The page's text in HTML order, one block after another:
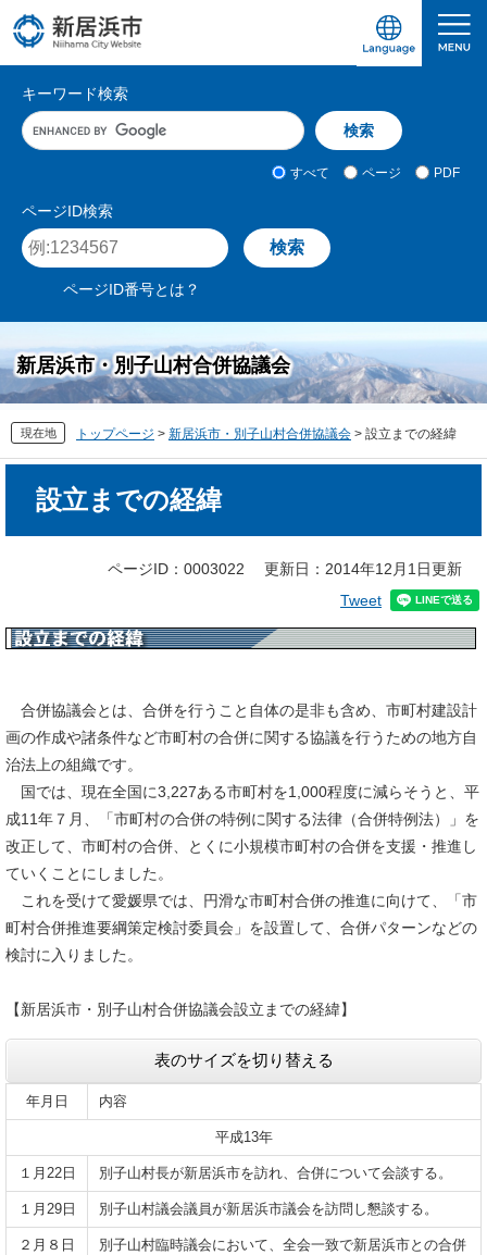
ー
ニ
愛媛県新居浜市ホームページ｜四国屈指の臨海
キーワード検索
キ
ー
ド
力
すべて ページ PDF
ページID検索
ペ
ー
D
入
力
ページID番号とは？
新居浜市・別子山村合併協議会
現在地 トップページ > 新居浜市・別子山村合併協議会 > 設立までの経緯
設立までの経緯
ページID：0003022
更新日：2014年12月1日更新
Tweet
合併協議会とは、合併を行うこと自体の是非も含め、市町村建設計
画の作成や諸条件など市町村の合併に関する協議を行うための地方自
治法上の組織です。
国では、現在全国に3,227ある市町村を1,000程度に減らそうと、平
成11年７月、「市町村の合併の特例に関する法律（合併特例法）」を
改正して、市町村の合併、とくに小規模市町村の合併を支援・推進し
ていくことにしました。
これを受けて愛媛県では、円滑な市町村合併の推進に向けて、「市
町村合併推進要綱策定検討委員会」を設置して、合併パターンなどの
検討に入りました。
【新居浜市・別子山村合併協議会設立までの経緯】
表のサイズを切り替える
年月日 内容
平成13年
１月22日 別子山村長が新居浜市を訪れ、合併について会談する。
１月29日 別子山村議会議員が新居浜市議会を訪問し懇談する。
２月８日
別子山村臨時議会において、全会一致で新居浜市との合併